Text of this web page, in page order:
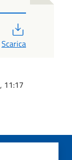
Scarica
11:17